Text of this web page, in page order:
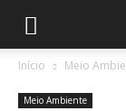
Início Meio
Meio Ambiente